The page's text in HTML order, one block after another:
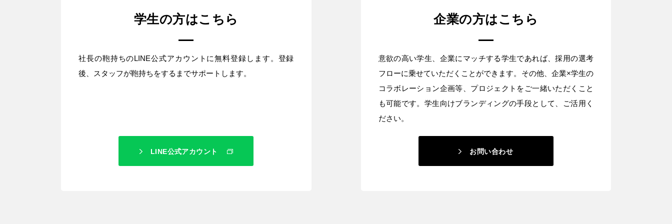
学生の方はこちら
社長の鞄持ちのLINE公式アカウントに無料登録します。登録
後、スタッフが鞄持ちをするまでサポートします。
LINE公式アカウント
企業の方はこちら
意欲の高い学生、企業にマッチする学生であれば、採用の選考
フローに乗せていただくことができます。その他、企業×学生の
コラボレーション企画等、プロジェクトをご一緒いただくこと
も可能です。学生向けブランディングの手段として、ご活用く
ださい。
お問い合わせ